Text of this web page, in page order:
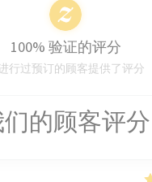
的顾客评分
100% 验证的评分
行过预订的顾客提供了评分